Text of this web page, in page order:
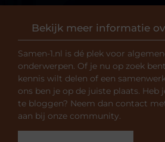
Bekijk meer informatie
Samen-1.nl is dé plek voor
onderwerpen. Of je nu op zoek
kennis wilt delen of een
ons ben je op de juiste plaats. Heb
te bloggen? Neem dan contact
aan bij onze community.